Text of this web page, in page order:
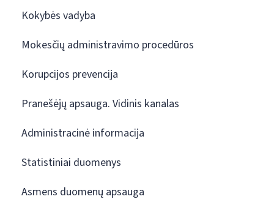
Kokybės vadyba
Mokesčių administravimo procedūros
Korupcijos prevencija
Pranešėjų apsauga. Vidinis kanalas
Administracinė informacija
Statistiniai duomenys
Asmens duomenų apsauga